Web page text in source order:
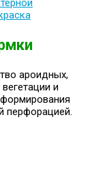
ароидных,
и
перфорацией.